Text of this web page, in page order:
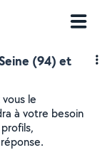
(94) et
le
à votre besoin